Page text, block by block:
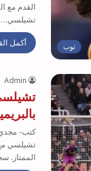
توب
القدم مع
تشيلسي…
أكمل
Admin
كتب- مجدي
الممتاز.